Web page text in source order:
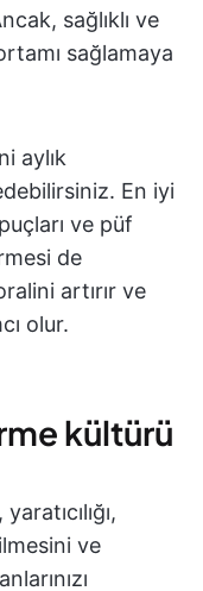
sağlıklı ve
sağlamaya
aylık
En iyi
ve püf
de
artırır ve
olur.
kültürü
ve